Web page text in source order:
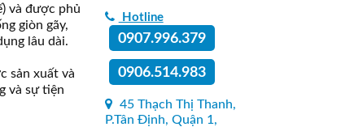
và được phủ
giòn gãy,
lâu dài.
sản xuất và
và sự tiện
Hotline
0907.996.379
0906.514.983
45 Thạch Thị Thanh,
P.Tân Định, Quận 1,